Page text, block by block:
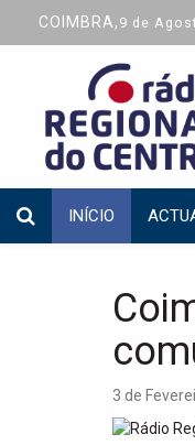
COIMBRA, 9 de
INÍCIO
3 de